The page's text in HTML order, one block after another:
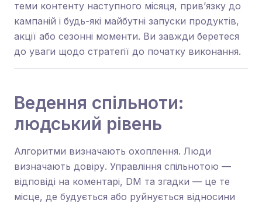
теми контенту наступного місяця, прив’язку до
кампаній і будь-які майбутні запуски продуктів,
акції або сезонні моменти. Ви завжди беретеся
до уваги щодо стратегії до початку виконання.
Ведення спільноти:
людський рівень
Алгоритми визначають охоплення. Люди
визначають довіру. Управління спільнотою —
відповіді на коментарі, DM та згадки — це те
місце, де будується або руйнується відносини